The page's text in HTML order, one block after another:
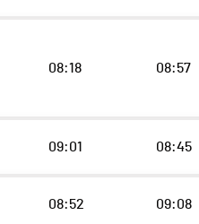
08:18 08:57
09:01 08:45
08:52 09:08